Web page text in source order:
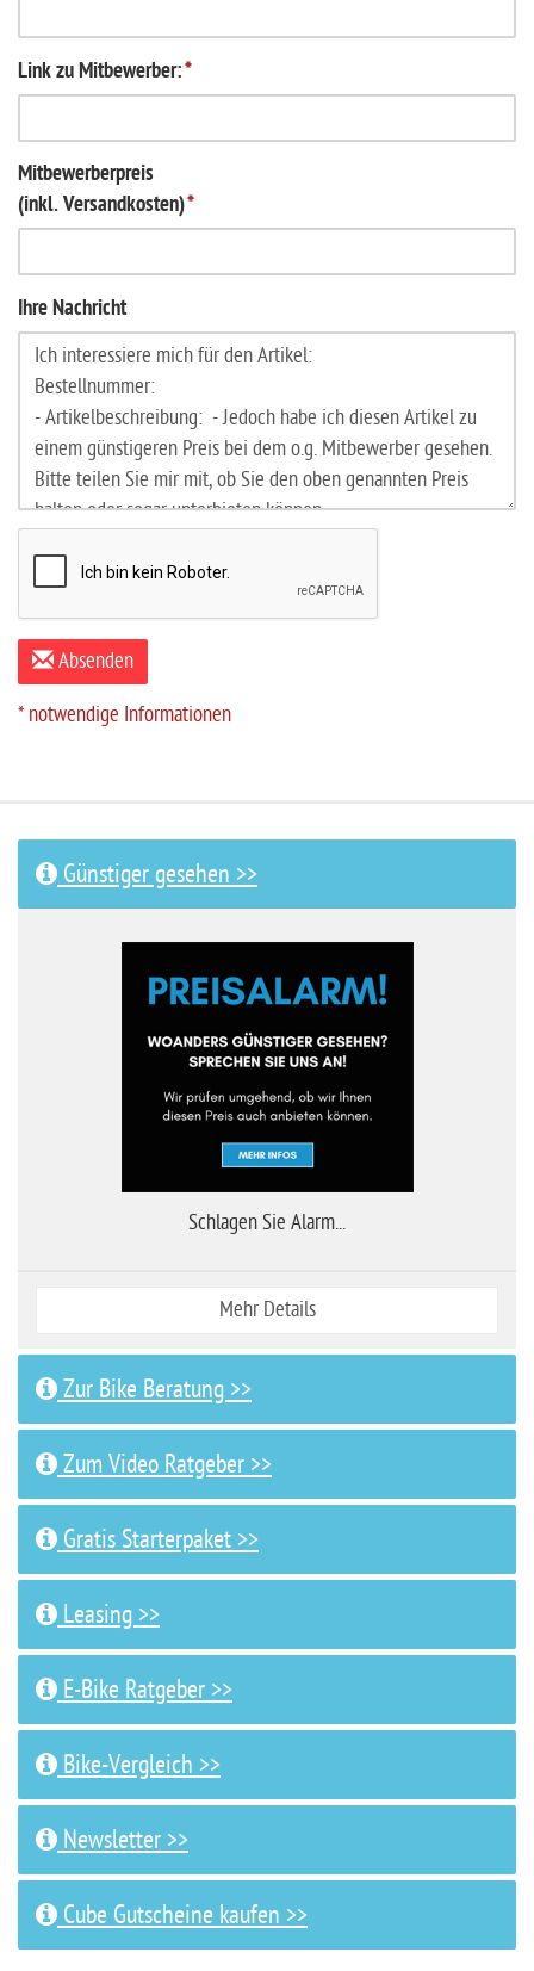
Link zu Mitbewerber:*
Mitbewerberpreis
(inkl. Versandkosten)*
Ihre Nachricht
Absenden
* notwendige Informationen
Günstiger gesehen >>
Schlagen Sie Alarm...
Mehr Details
Zur Bike Beratung >>
Zum Video Ratgeber >>
Gratis Starterpaket >>
Leasing >>
E-Bike Ratgeber >>
Bike-Vergleich >>
Newsletter >>
Cube Gutscheine kaufen >>